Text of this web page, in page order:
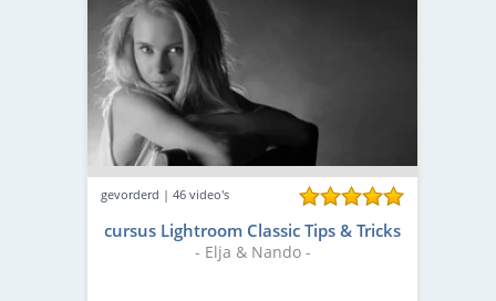
gevorderd | 46 video's
cursus Lightroom Classic Tips & Tricks
- Elja & Nando -